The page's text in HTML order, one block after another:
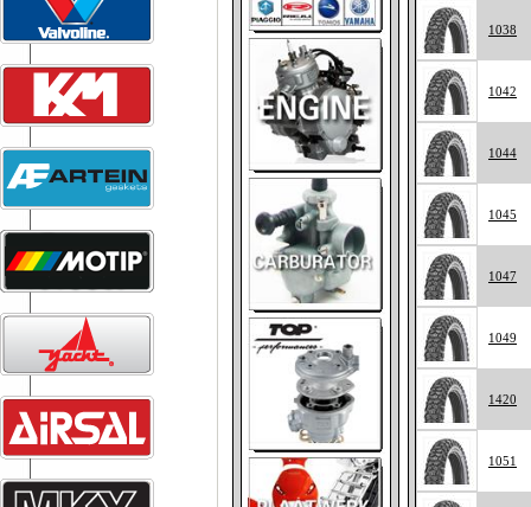
1038
1042
1044
1045
1047
1049
1420
1051